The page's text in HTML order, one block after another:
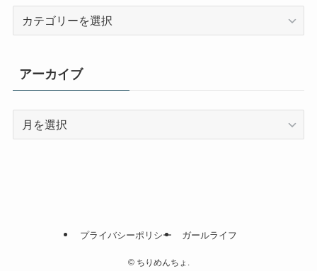
リ
ー
アーカイブ
プライバシーポリシー ガールライフ
©ちりめんちょ.